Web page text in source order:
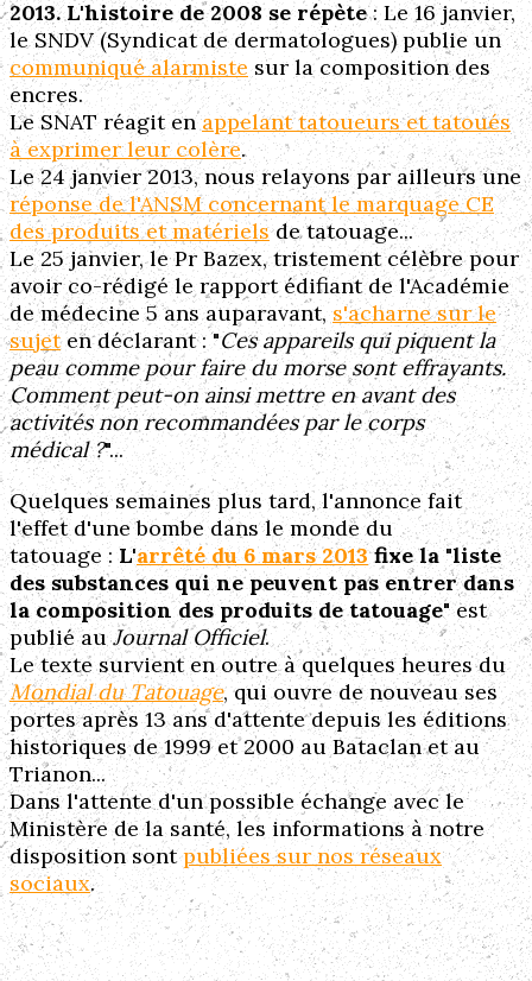
2013. L'histoire de 2008 se répète: Le 16 janvier,
le SNDV (Syndicat de dermatologues) publie un
communiqué alarmiste sur la composition des
encres.
Le SNAT réagit enappelant tatoueurs et tatoués
à exprimer leur colère.
Le 24 janvier 2013, nous relayons par ailleurs une
réponse de l'ANSM concernant le marquage CE
des produits et matérielsde tatouage...
Le 25 janvier, le Pr Bazex, tristement célèbre pour
avoir co-rédigé le rapport édifiant de l'Académie
de médecine 5 ans auparavant,s'acharne sur le
sujetendéclarant : "Ces appareils qui piquent la
peau comme pour faire du morse sont effrayants.
Comment peut-on ainsi mettre en avant des
activités non recommandées par le corps
médical ?"...
Quelques semaines plus tard, l'annonce fait
l'effet d'une bombe dans le monde du
tatouage : L'arrêté du 6 mars 2013fixe la "liste
des substances qui ne peuvent pas entrer dans
la composition des produits de tatouage"est
publié auJournal Officiel.
Le texte survient en outre à quelques heures du
Mondial du Tatouage, qui ouvre de nouveau ses
portes après 13 ans d'attente depuis les éditions
historiques de 1999 et 2000 au Bataclan et au
Trianon...
Dans l'attente d'un possible échange avec le
Ministère de la santé, les informations à notre
disposition sontpubliées sur nos réseaux
sociaux.